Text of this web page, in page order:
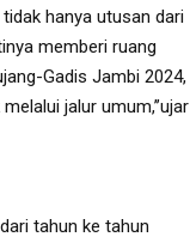
hanya utusan dari
memberi ruang
Gadis Jambi 2024,
jalur umum,’’ujar
tahun ke tahun